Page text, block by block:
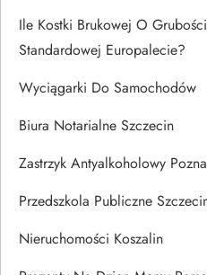
Ile Kostki Brukowej O
Standardowej Europalecie?
Wyciągarki Do Samochodów
Biura Notarialne Szczecin
Zastrzyk Antyalkoholowy
Przedszkola Publiczne
Nieruchomości Koszalin